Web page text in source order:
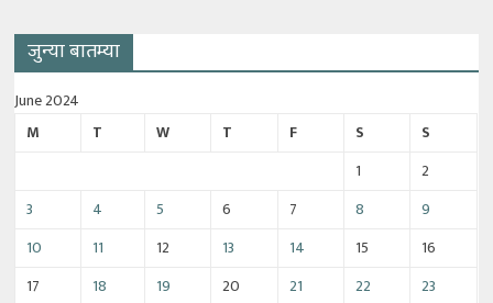
जुन्या बातम्या
June 2024
M
T W T F S
S
1
2
3
4 5 6 7 8
9
10
11 12 13 14 15
16
17
18 19 20 21 22 23